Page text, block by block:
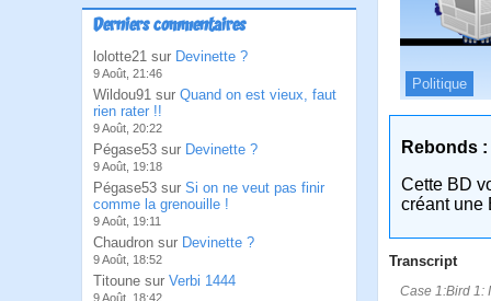
Derniers commentaires
lolotte21 sur Devinette ?
9 Août, 21:46
Wildou91 sur Quand on est vieux, faut
rien rater !!
9 Août, 20:22
Pégase53 sur Devinette ?
9 Août, 19:18
Pégase53 sur Si on ne veut pas finir
comme la grenouille !
9 Août, 19:11
Chaudron sur Devinette ?
9 Août, 18:52
Titoune sur Verbi 1444
9 Août, 18:42
Politique
Rebonds :
Cette BD
créant une
Transcript
Case 1:Bird 1: